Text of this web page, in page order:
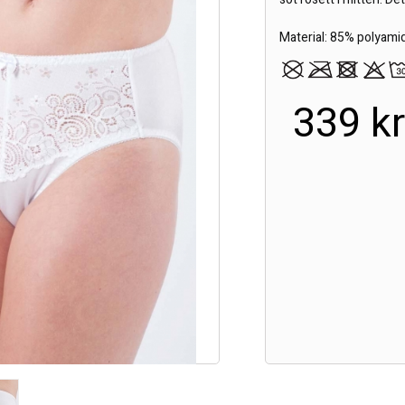
Material: 85%
339 kr